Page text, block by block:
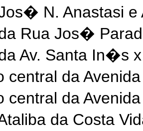
N. Anastasi e
Rua Jos�
Av. Santa In�s x
da
da
da Costa